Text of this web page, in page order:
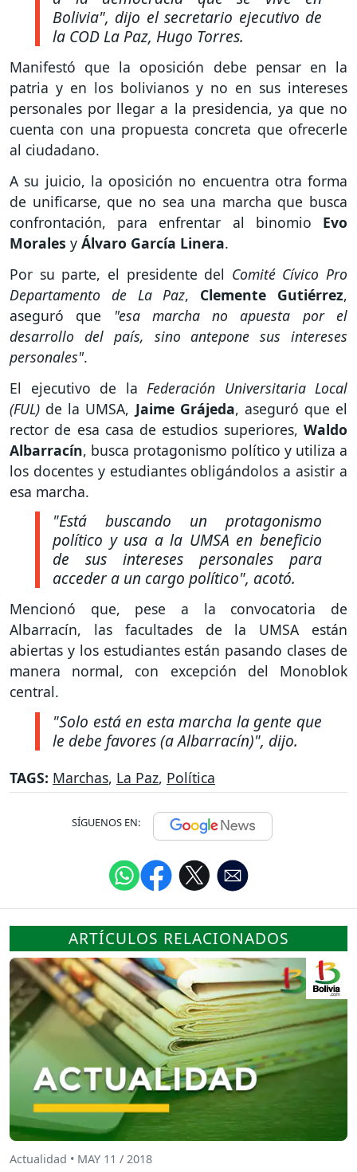
Bolivia", dijo el secretario ejecutivo de
la COD La Paz, Hugo Torres.
Manifestó que la oposición debe pensar en la
patria y en los bolivianos y no en sus intereses
personales por llegar a la presidencia, ya que no
cuenta con una propuesta concreta que ofrecerle
al ciudadano.
A su juicio, la oposición no encuentra otra forma
de unificarse, que no sea una marcha que busca
confrontación, para enfrentar al binomio Evo
Morales y Álvaro García Linera.
Por su parte, el presidente del Comité Cívico Pro
Departamento de La Paz, Clemente Gutiérrez,
aseguró que "esa marcha no apuesta por el
desarrollo del país, sino antepone sus intereses
personales".
El ejecutivo de la Federación Universitaria Local
(FUL) de la UMSA, Jaime Grájeda, aseguró que el
rector de esa casa de estudios superiores, Waldo
Albarracín, busca protagonismo político y utiliza a
los docentes y estudiantes obligándolos a asistir a
esa marcha.
"Está buscando un protagonismo
político y usa a la UMSA en beneficio
de sus intereses personales para
acceder a un cargo político", acotó.
Mencionó que, pese a la convocatoria de
Albarracín, las facultades de la UMSA están
abiertas y los estudiantes están pasando clases de
manera normal, con excepción del Monoblok
central.
"Solo está en esta marcha la gente que
le debe favores (a Albarracín)", dijo.
TAGS: Marchas, La Paz, Política
SÍGUENOS EN:
ARTÍCULOS RELACIONADOS
Actualidad • MAY 11 / 2018